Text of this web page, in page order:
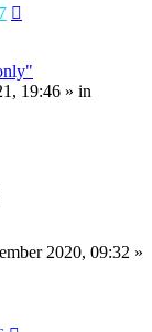
19:46 » in
2020, 09:32 »